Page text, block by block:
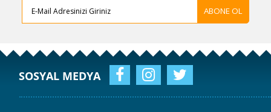
ABONE OL
SOSYAL MEDYA